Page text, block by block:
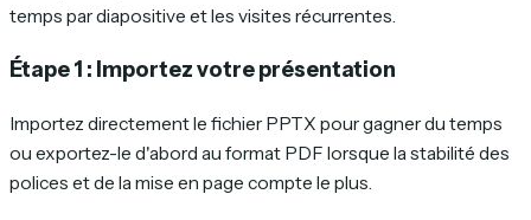
temps par diapositive et les visites récurrentes.
Étape 1 : Importez votre présentation
Importez directement le fichier PPTX pour gagner du temps
ou exportez-le d'abord au format PDF lorsque la stabilité des
polices et de la mise en page compte le plus.